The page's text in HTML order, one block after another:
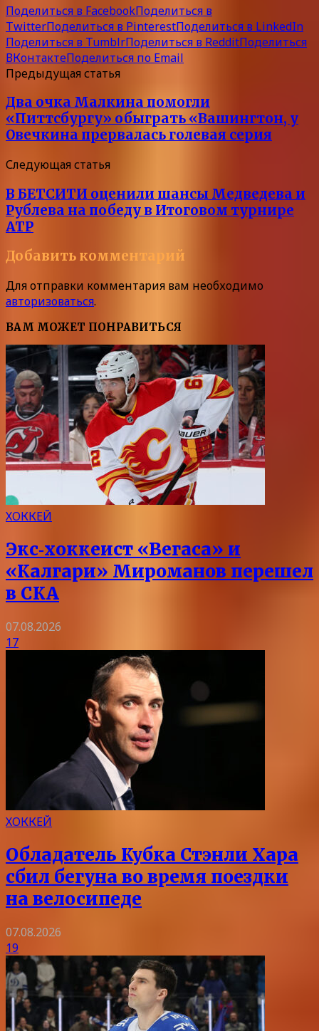
Поделиться в FacebookПоделиться в
TwitterПоделиться в PinterestПоделиться в LinkedIn
Поделиться в TumblrПоделиться в RedditПоделиться
ВКонтактеПоделиться по Email
Предыдущая статья
Два очка Малкина помогли
«Питтсбургу» обыграть «Вашингтон, у
Овечкина прервалась голевая серия
Следующая статья
В БЕТСИТИ оценили шансы Медведева и
Рублева на победу в Итоговом турнире
АТР
Добавить комментарий
Для отправки комментария вам необходимо
авторизоваться.
ВАМ МОЖЕТ ПОНРАВИТЬСЯ
ХОККЕЙ
Экс‑хоккеист «Вегаса» и
«Калгари» Мироманов перешел
в СКА
07.08.2026
17
ХОККЕЙ
Обладатель Кубка Стэнли Хара
сбил бегуна во время поездки
на велосипеде
07.08.2026
19